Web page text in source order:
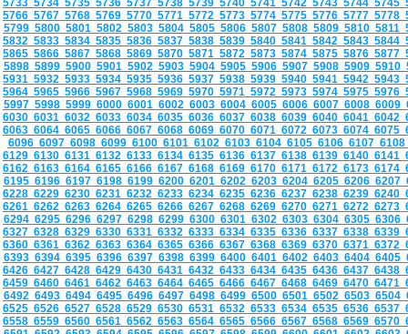
5733 5734 5735 5736 5737 5738 5739 5740 5741 5742 5743 5744 5745
5766 5767 5768 5769 5770 5771 5772 5773 5774 5775 5776 5777 5778
5799 5800 5801 5802 5803 5804 5805 5806 5807 5808 5809 5810 5811
5832 5833 5834 5835 5836 5837 5838 5839 5840 5841 5842 5843 5844
5865 5866 5867 5868 5869 5870 5871 5872 5873 5874 5875 5876 5877
5898 5899 5900 5901 5902 5903 5904 5905 5906 5907 5908 5909 5910
5931 5932 5933 5934 5935 5936 5937 5938 5939 5940 5941 5942 5943
5964 5965 5966 5967 5968 5969 5970 5971 5972 5973 5974 5975 5976
5997 5998 5999 6000 6001 6002 6003 6004 6005 6006 6007 6008 6009
6030 6031 6032 6033 6034 6035 6036 6037 6038 6039 6040 6041 6042
6063 6064 6065 6066 6067 6068 6069 6070 6071 6072 6073 6074 6075
6096 6097 6098 6099 6100 6101 6102 6103 6104 6105 6106 6107
6129 6130 6131 6132 6133 6134 6135 6136 6137 6138 6139 6140 6141
6162 6163 6164 6165 6166 6167 6168 6169 6170 6171 6172 6173 6174
6195 6196 6197 6198 6199 6200 6201 6202 6203 6204 6205 6206 6207
6228 6229 6230 6231 6232 6233 6234 6235 6236 6237 6238 6239 6240
6261 6262 6263 6264 6265 6266 6267 6268 6269 6270 6271 6272 6273
6294 6295 6296 6297 6298 6299 6300 6301 6302 6303 6304 6305 6306
6327 6328 6329 6330 6331 6332 6333 6334 6335 6336 6337 6338 6339
6360 6361 6362 6363 6364 6365 6366 6367 6368 6369 6370 6371 6372
6393 6394 6395 6396 6397 6398 6399 6400 6401 6402 6403 6404 6405
6426 6427 6428 6429 6430 6431 6432 6433 6434 6435 6436 6437 6438
6459 6460 6461 6462 6463 6464 6465 6466 6467 6468 6469 6470 6471
6492 6493 6494 6495 6496 6497 6498 6499 6500 6501 6502 6503 6504
6525 6526 6527 6528 6529 6530 6531 6532 6533 6534 6535 6536 6537
6558 6559 6560 6561 6562 6563 6564 6565 6566 6567 6568 6569 6570